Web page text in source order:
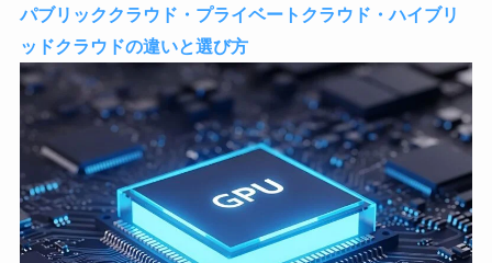
パブリッククラウド・プライベートクラウド・ハイブリ
ッドクラウドの違いと選び方